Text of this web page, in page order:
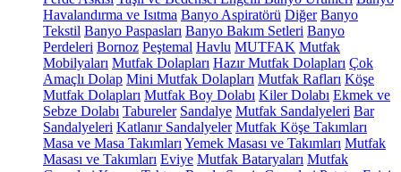
Havalandırma ve Isıtma Banyo Aspiratörü Diğer Banyo
Tekstil Banyo Paspasları Banyo Bakım Setleri Banyo
Perdeleri Bornoz Peştemal Havlu MUTFAK Mutfak
Mobilyaları Mutfak Dolapları Hazır Mutfak Dolapları Çok
Amaçlı Dolap Mini Mutfak Dolapları Mutfak Rafları Köşe
Mutfak Dolapları Mutfak Boy Dolabı Kiler Dolabı Ekmek ve
Sebze Dolabı Tabureler Sandalye Mutfak Sandalyeleri Bar
Sandalyeleri Katlanır Sandalyeler Mutfak Köşe Takımları
Masa ve Masa Takımları Yemek Masası ve Takımları Mutfak
Masası ve Takımları Eviye Mutfak Bataryaları Mutfak